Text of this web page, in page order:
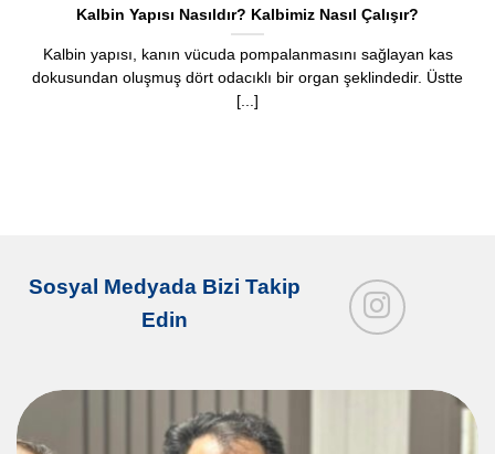
Kalbin Yapısı Nasıldır? Kalbimiz Nasıl Çalışır?
Kalbin yapısı, kanın vücuda pompalanmasını sağlayan kas
dokusundan oluşmuş dört odacıklı bir organ şeklindedir. Üstte
[...]
Sosyal Medyada Bizi Takip
Edin